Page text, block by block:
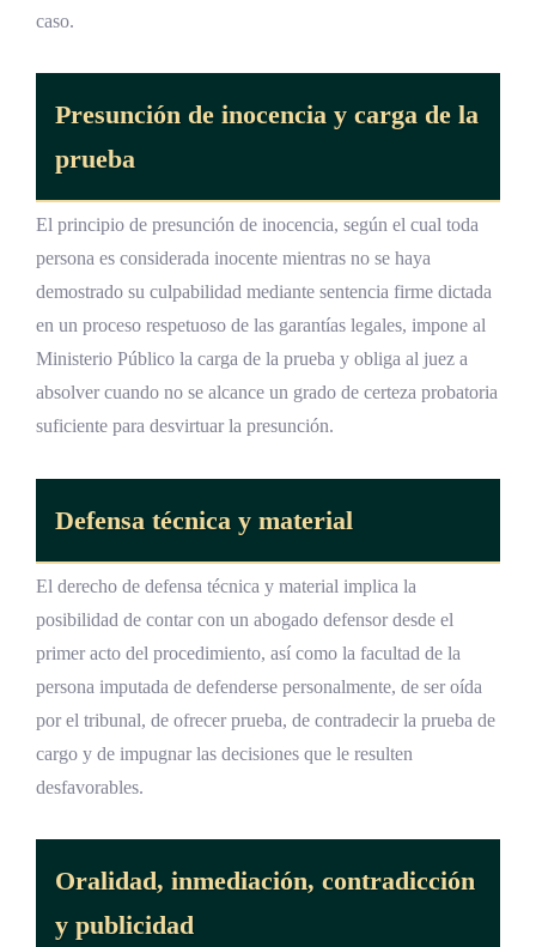
caso.
Presunción de inocencia y carga de la
prueba
El principio de presunción de inocencia, según el cual toda
persona es considerada inocente mientras no se haya
demostrado su culpabilidad mediante sentencia firme dictada
en un proceso respetuoso de las garantías legales, impone al
Ministerio Público la carga de la prueba y obliga al juez a
absolver cuando no se alcance un grado de certeza probatoria
suficiente para desvirtuar la presunción.
Defensa técnica y material
El derecho de defensa técnica y material implica la
posibilidad de contar con un abogado defensor desde el
primer acto del procedimiento, así como la facultad de la
persona imputada de defenderse personalmente, de ser oída
por el tribunal, de ofrecer prueba, de contradecir la prueba de
cargo y de impugnar las decisiones que le resulten
desfavorables.
Oralidad, inmediación, contradicción
y publicidad